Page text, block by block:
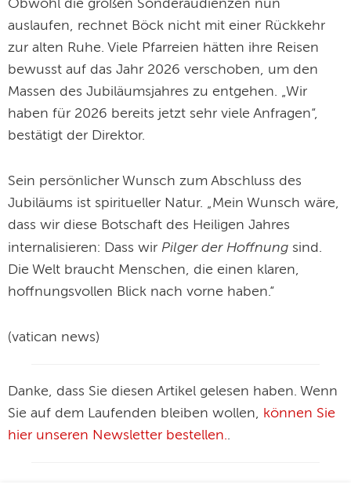
Obwohl die großen Sonderaudienzen nun
auslaufen, rechnet Böck nicht mit einer Rückkehr
zur alten Ruhe. Viele Pfarreien hätten ihre Reisen
bewusst auf das Jahr 2026 verschoben, um den
Massen des Jubiläumsjahres zu entgehen. „Wir
haben für 2026 bereits jetzt sehr viele Anfragen“,
bestätigt der Direktor.
Sein persönlicher Wunsch zum Abschluss des
Jubiläums ist spiritueller Natur. „Mein Wunsch wäre,
dass wir diese Botschaft des Heiligen Jahres
internalisieren: Dass wir Pilger der Hoffnung sind.
Die Welt braucht Menschen, die einen klaren,
hoffnungsvollen Blick nach vorne haben.“
(vatican news)
Danke, dass Sie diesen Artikel gelesen haben. Wenn
Sie auf dem Laufenden bleiben wollen, können Sie
hier unseren Newsletter bestellen..